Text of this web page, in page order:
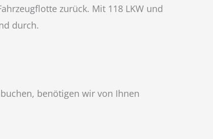
zurück. Mit 118 LKW und
durch.
benötigen wir von Ihnen